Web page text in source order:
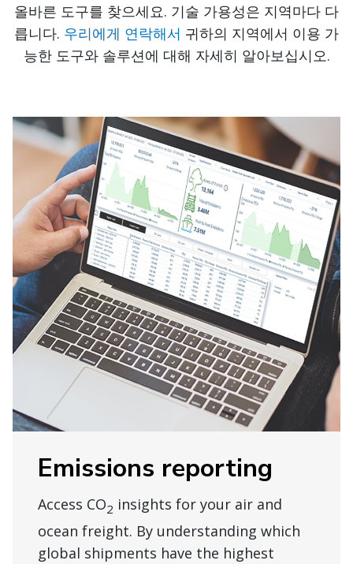
올바른 도구를 찾으세요. 기술 가용성은 지역마다 다
릅니다. 우리에게 연락해서 귀하의 지역에서 이용 가
능한 도구와 솔루션에 대해 자세히 알아보십시오.
Emissions reporting
Access CO2 insights for your air and
ocean freight. By understanding which
global shipments have the highest